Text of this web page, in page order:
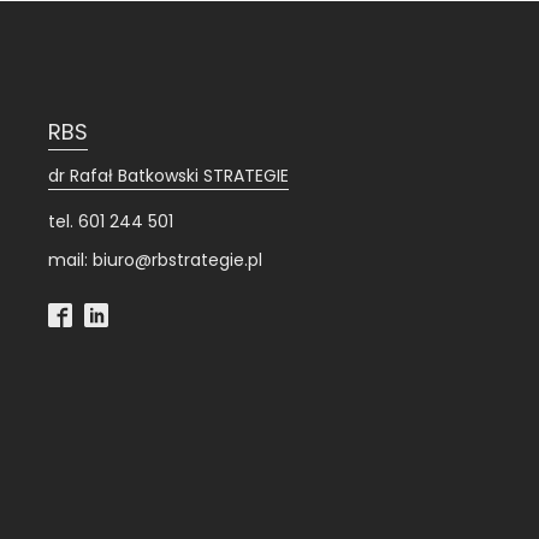
RBS
dr Rafał Batkowski STRATEGIE
tel. 601 244 501
mail: biuro@rbstrategie.pl